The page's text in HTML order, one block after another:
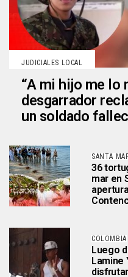
JUDICIALES LOCAL
“A mi hijo me lo
desgarrador
un soldado
SANTA
36
mar en
COLOMBIA
Luego
Lamine